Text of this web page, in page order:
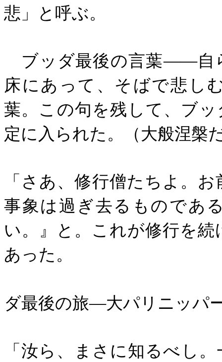
悲」と呼ぶ。
ブッダ最後の言葉――自
床にあって、そばで悲し
葉。この句を残して、ブ
定に入られた。（大般涅槃
「さあ、修行僧たちよ。
事象は過ぎ去るものであ
い。』と。これが修行を
あった。
ダ最後の旅―大パリニッパ
「汝ら、まさに知るべし